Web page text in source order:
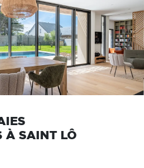
À SAINT LÔ